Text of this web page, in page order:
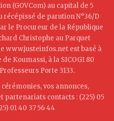
(GOVCom) au capital de 5
récépissé de parution N°36/D
le Procureur de la République
Christophe au Parquet
www.justeinfos.net est basé à
Koumassi, à la SICOGI 80
Porte 3133.
vos annonces,
partenariats contacts : (225) 05
01 40 37 56 44